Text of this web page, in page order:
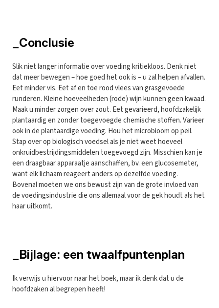
_Conclusie
Slik niet langer informatie over voeding kritiekloos. Denk niet
dat meer bewegen – hoe goed het ook is – u zal helpen afvallen.
Eet minder vis. Eet af en toe rood vlees van grasgevoede
runderen. Kleine hoeveelheden (rode) wijn kunnen geen kwaad.
Maak u minder zorgen over zout. Eet gevarieerd, hoofdzakelijk
plantaardig en zonder toegevoegde chemische stoffen. Varieer
ook in de plantaardige voeding. Hou het microbioom op peil.
Stap over op biologisch voedsel als je niet weet hoeveel
onkruidbestrijdingsmiddelen toegevoegd zijn. Misschien kan je
een draagbaar apparaatje aanschaffen, bv. een glucosemeter,
want elk lichaam reageert anders op dezelfde voeding.
Bovenal moeten we ons bewust zijn van de grote invloed van
de voedingsindustrie die ons allemaal voor de gek houdt als het
haar uitkomt.
_Bijlage: een twaalfpuntenplan
Ik verwijs u hiervoor naar het boek, maar ik denk dat u de
hoofdzaken al begrepen heeft!